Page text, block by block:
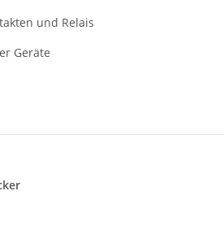
und Relais
Geräte